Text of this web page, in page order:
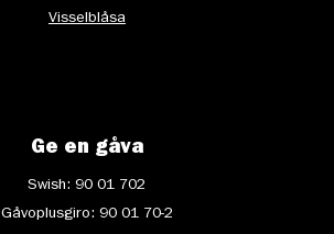
Visselblåsa
Ge en gåva
Swish: 90 01 702
Gåvoplusgiro: 90 01 70-2